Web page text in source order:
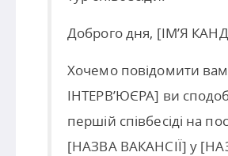
Доброго дня, [ІМ’Я
Хочемо повідомити
ІНТЕРВ’ЮЄРА] ви
першій співбесіді на
[НАЗВА ВАКАНСІЇ] у